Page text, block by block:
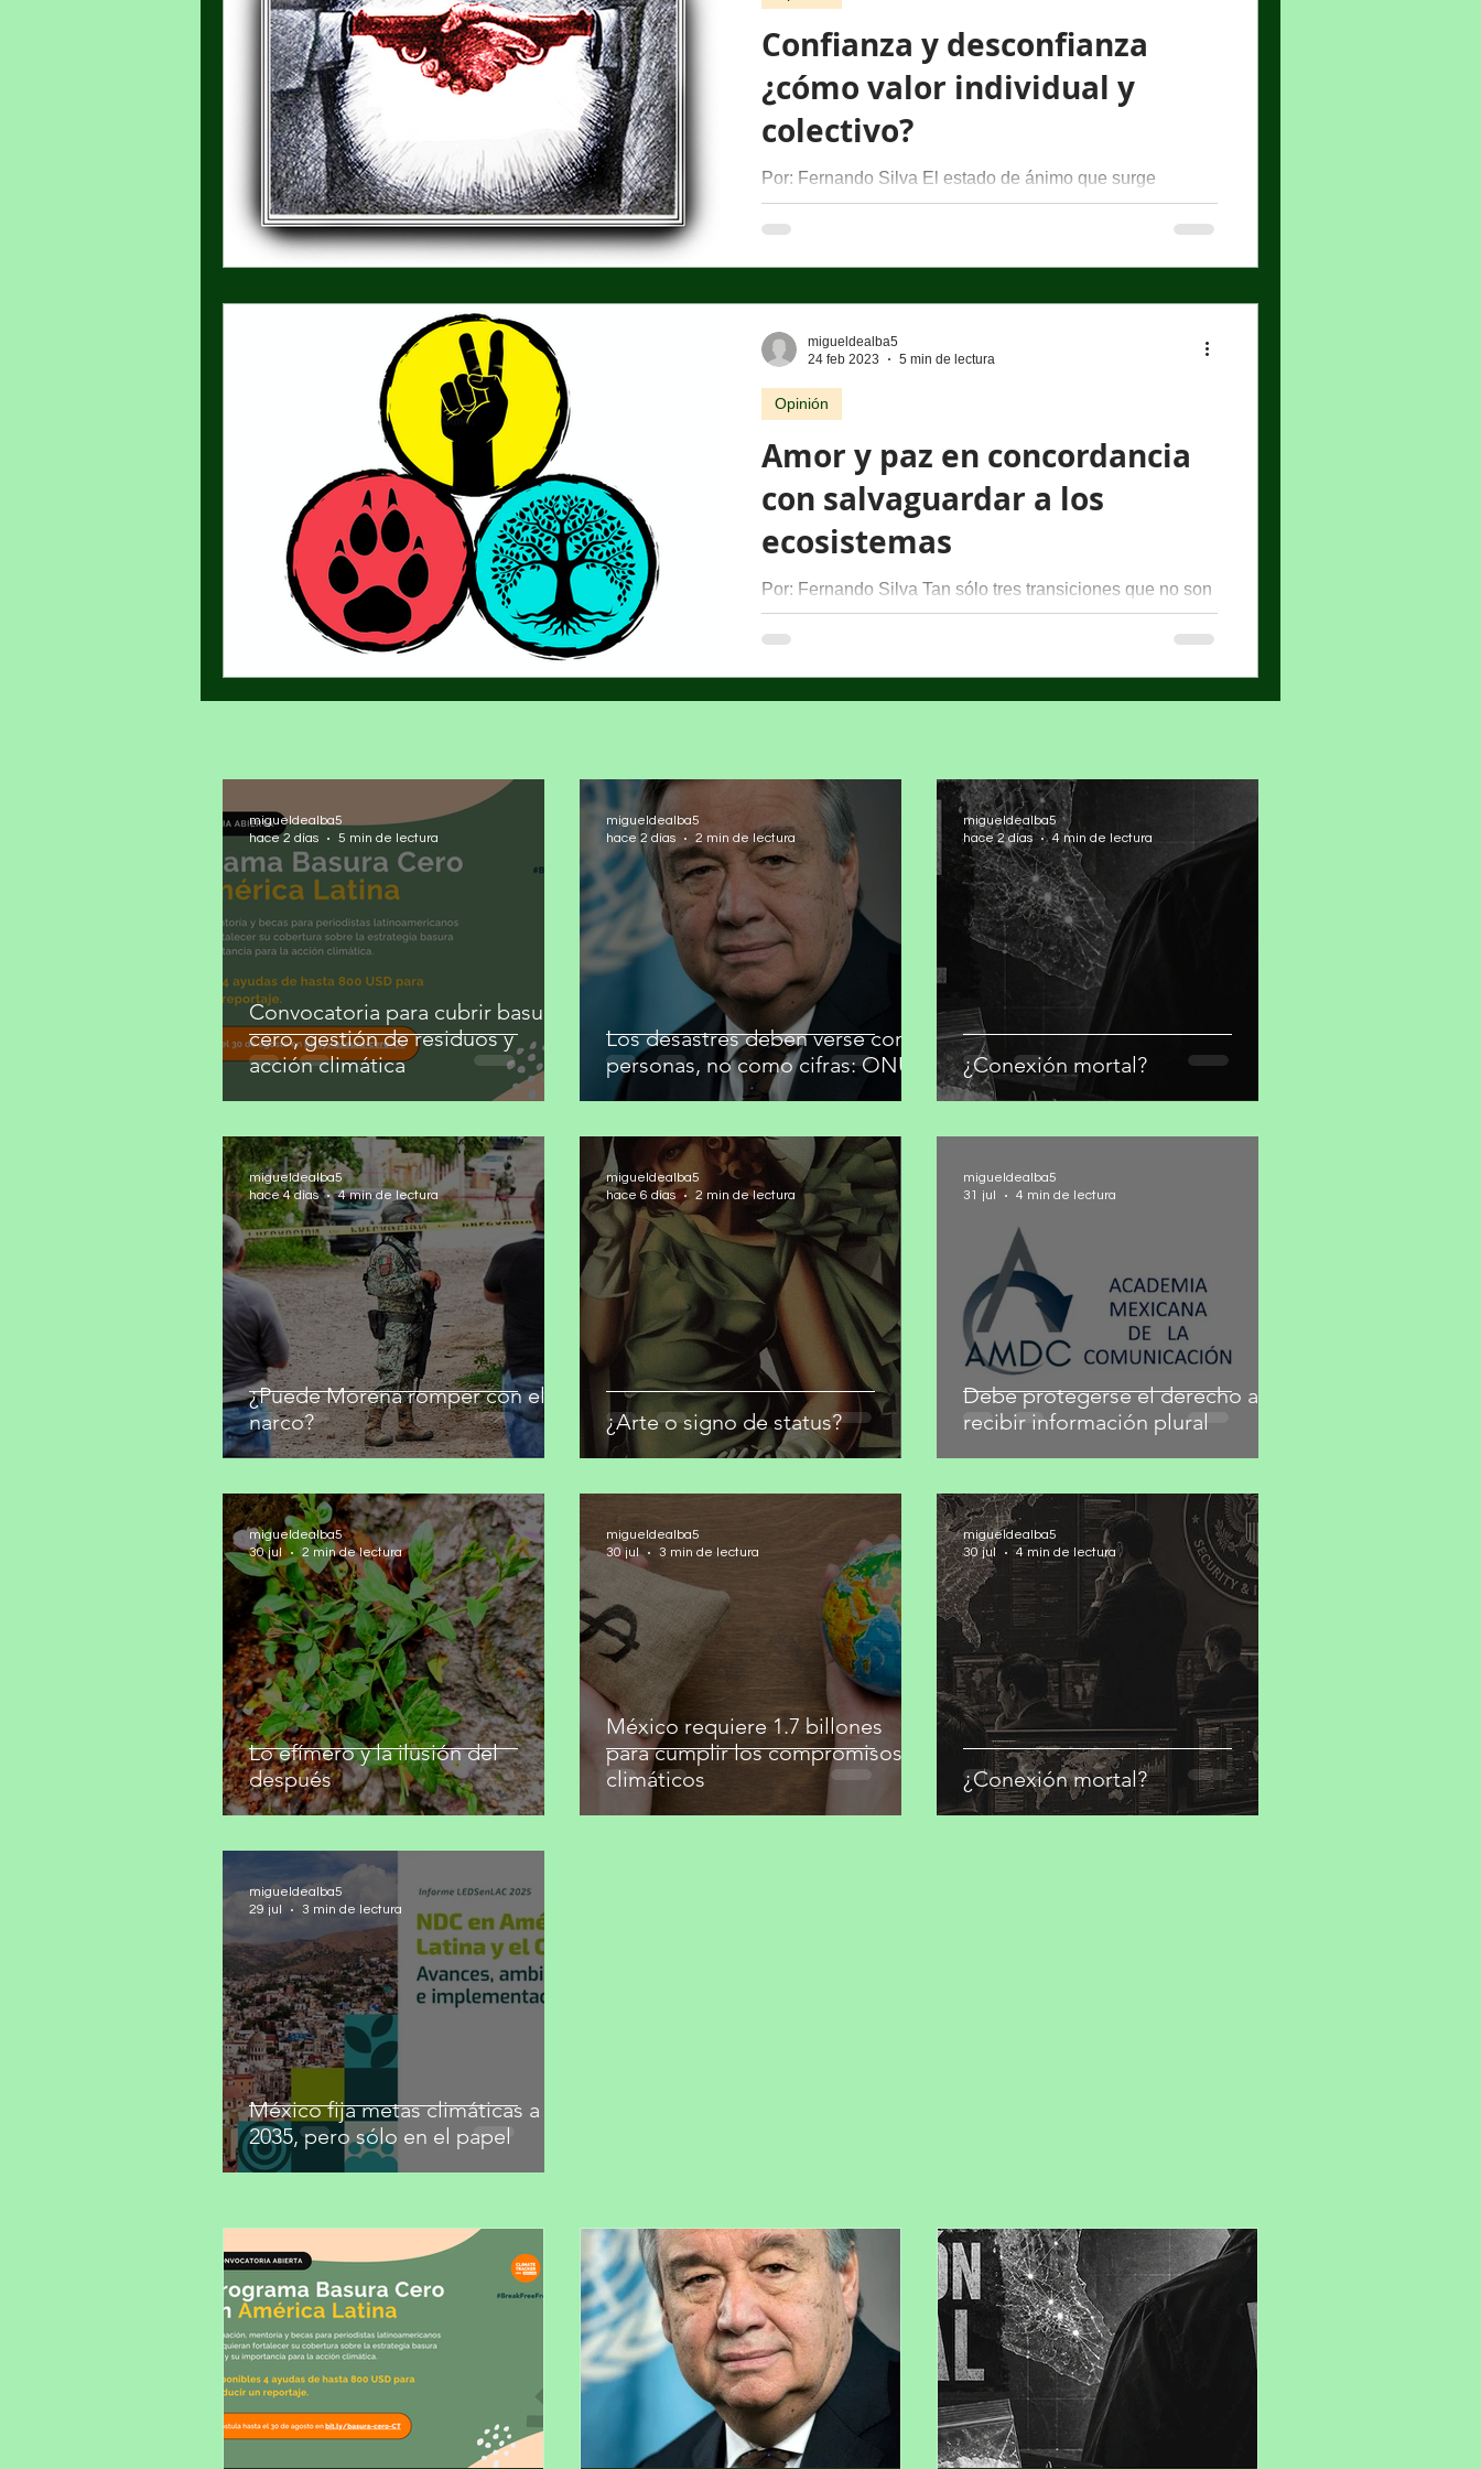
Confianza y desconfianza
¿cómo valor individual y
colectivo?
Por: Fernando Silva El estado de ánimo que surge
cuando se presenta como alcanzable lo que se desea en
la significación individual o...
Amor y paz en concordancia
con salvaguardar a los
ecosistemas
Por: Fernando Silva Tan sólo tres transiciones que no son
sangrientas ni belicosas y que no arriesgan la vida de
nadie ni las libertades,...
Opinión
migueldealba5
24 feb 2023
5 min de lectura
Convocatoria para cubrir basura
cero, gestión de residuos y
acción climática
migueldealba5
hace 2 días
5 min de lectura
Los desastres deben verse como
personas, no como cifras: ONU
migueldealba5
hace 2 días
2 min de lectura
¿Conexión mortal?
migueldealba5
hace 2 días
4 min de lectura
¿Puede Morena romper con el
narco?
migueldealba5
hace 4 días
4 min de lectura
¿Arte o signo de status?
migueldealba5
hace 6 días
2 min de lectura
Debe protegerse el derecho a
recibir información plural
migueldealba5
31 jul
4 min de lectura
Lo efímero y la ilusión del
después
migueldealba5
30 jul
2 min de lectura
México requiere 1.7 billones
para cumplir los compromisos
climáticos
migueldealba5
30 jul
3 min de lectura
¿Conexión mortal?
migueldealba5
30 jul
4 min de lectura
México fija metas climáticas a
2035, pero sólo en el papel
migueldealba5
29 jul
3 min de lectura